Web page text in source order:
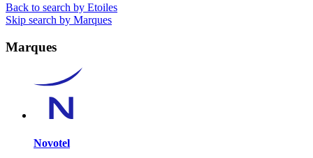
Back to search by Etoiles
Skip search by Marques
Marques
Novotel